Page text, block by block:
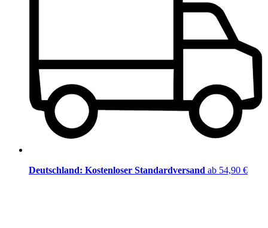
Deutschland: Kostenloser Standardversand ab 54,90 €